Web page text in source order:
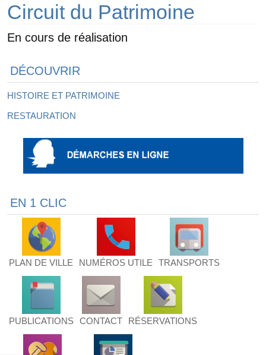
Circuit du Patrimoine
En cours de réalisation
DÉCOUVRIR
HISTOIRE ET PATRIMOINE
RESTAURATION
EN 1 CLIC
PLAN DE VILLE NUMÉROS UTILE TRANSPORTS
PUBLICATIONS CONTACT RÉSERVATIONS